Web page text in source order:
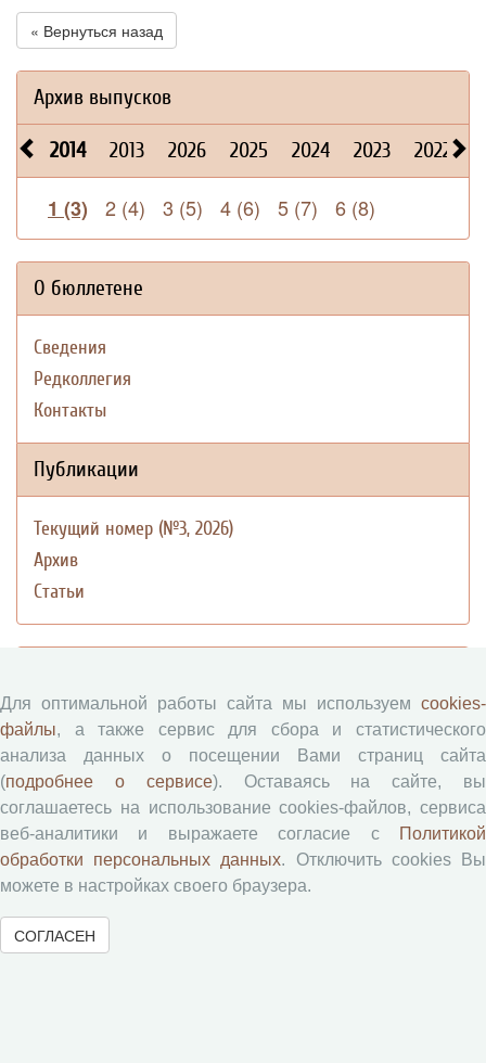
« Вернуться назад
Архив выпусков
2014 2013 2026 2025 2024 2023 2022
1 (3) 2 (4) 3 (5) 4 (6) 5 (7) 6 (8)
О бюллетене
Сведения
Редколлегия
Контакты
Публикации
Текущий номер (№3, 2026)
Архив
Статьи
Экономические и социальные перемены
Проблемы развития территории
Вопросы территориального развития
Юный экономист
АгроЗооТехника
Для оптимальной работы сайта мы используем cookies-
файлы, а также сервис для сбора и статистического
анализа данных о посещении Вами страниц сайта
(подробнее о сервисе). Оставаясь на сайте, вы
соглашаетесь на использование cookies-файлов, сервиса
веб-аналитики и выражаете согласие с
Политикой
обработки персональных данных. Отключить cookies Вы
можете в настройках своего браузера.
СОГЛАСЕН